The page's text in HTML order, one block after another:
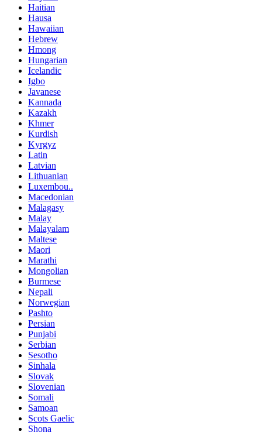
Haitian
Hausa
Hawaiian
Hebrew
Hmong
Hungarian
Icelandic
Igbo
Javanese
Kannada
Kazakh
Khmer
Kurdish
Kyrgyz
Latin
Latvian
Lithuanian
Luxembou..
Macedonian
Malagasy
Malay
Malayalam
Maltese
Maori
Marathi
Mongolian
Burmese
Nepali
Norwegian
Pashto
Persian
Punjabi
Serbian
Sesotho
Sinhala
Slovak
Slovenian
Somali
Samoan
Scots Gaelic
Shona